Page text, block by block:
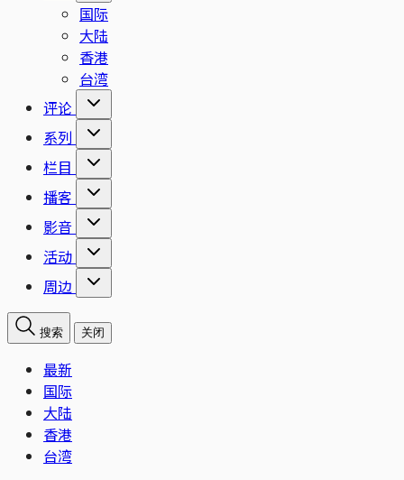
国际
大陆
香港
台湾
评论
系列
栏目
播客
影音
活动
周边
搜索 关闭
最新
国际
大陆
香港
台湾